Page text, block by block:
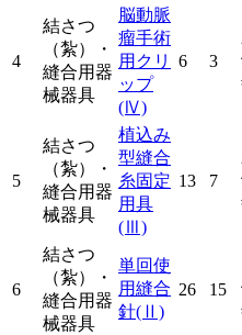
4
結さつ
（紮）・
縫合用器
械器具
脳動脈
瘤手術
用クリ
ップ
(Ⅳ)
6 3
5
結さつ
（紮）・
縫合用器
械器具
植込み
型縫合
糸固定
用具
(Ⅲ)
13 7
6
結さつ
（紮）・
縫合用器
械器具
単回使
用縫合
針(Ⅱ)
26 15